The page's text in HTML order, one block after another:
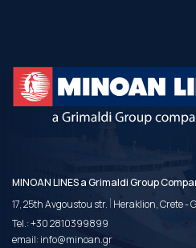
MINOAN LINES a Grimaldi Group
17, 25th Avgoustou str. | Heraklion, Crete -
Tel.:+30 2810399899
email:info@minoan.gr